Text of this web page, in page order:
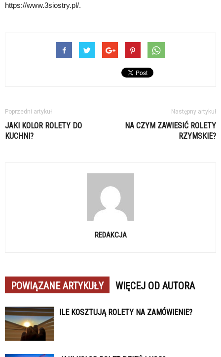
https://www.3siostry.pl/.
Poprzedni artykuł
JAKI KOLOR ROLETY DO
KUCHNI?
Następny artykuł
NA CZYM ZAWIESIĆ ROLETY
RZYMSKIE?
REDAKCJA
POWIĄZANE ARTYKUŁY WIĘCEJ OD AUTORA
ILE KOSZTUJĄ ROLETY NA ZAMÓWIENIE?